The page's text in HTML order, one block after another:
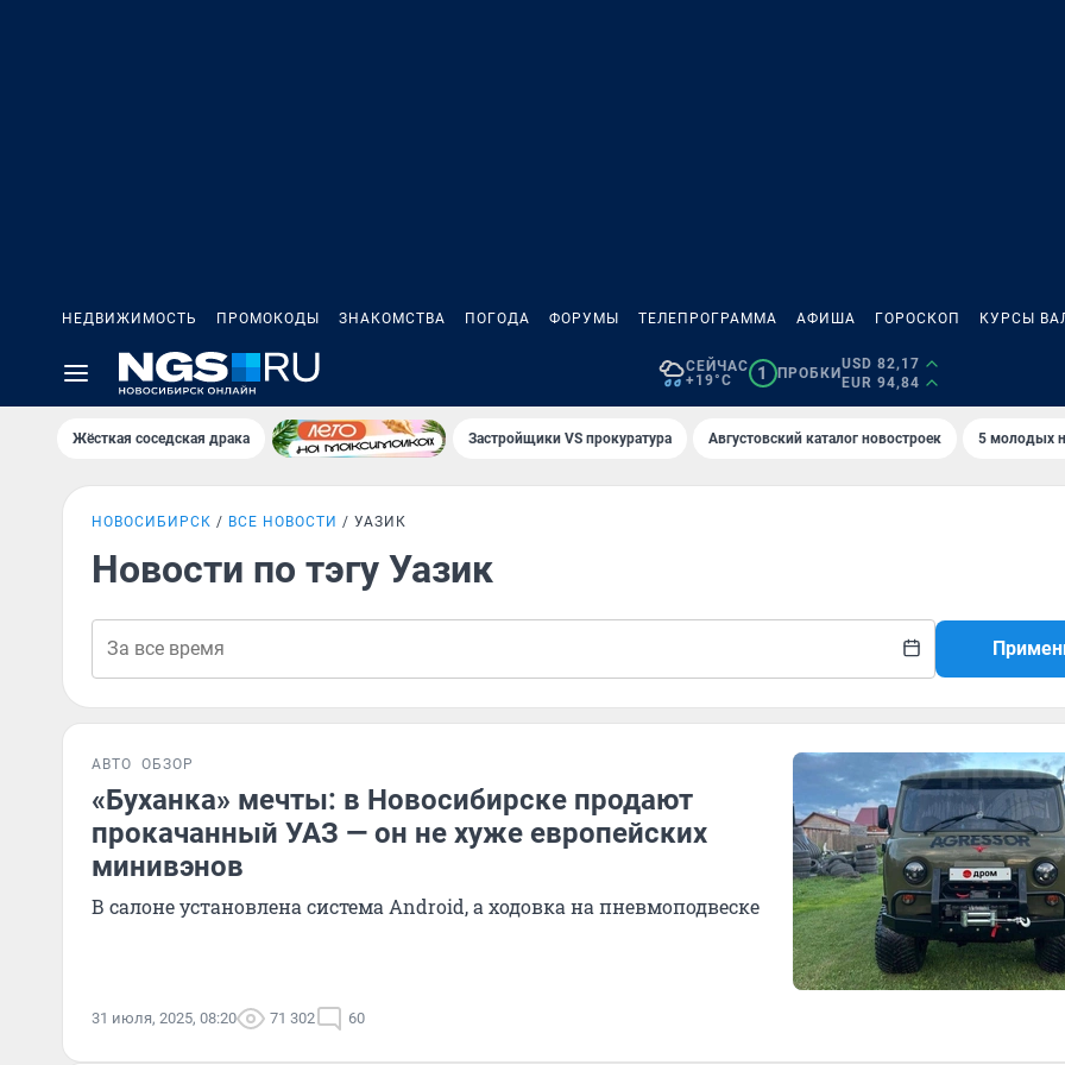
НЕДВИЖИМОСТЬ ПРОМОКОДЫ ЗНАКОМСТВА ПОГОДА ФОРУМЫ ТЕЛЕПРОГРАММА АФИША ГОРОСКОП КУРСЫ
СЕЙЧАС
+19°C
1 ПРОБКИ
USD 82,17
EUR 94,84
Жёсткая соседская драка Застройщики VS прокуратура Августовский каталог новостроек 5 молодых
НОВОСИБИРСК ВСЕ НОВОСТИ УАЗИК
Новости по тэгу Уазик
АВТО ОБЗОР
«Буханка» мечты: в Новосибирске продают
прокачанный УАЗ — он не хуже европейских
минивэнов
В салоне установлена система Android, а ходовка на пневмоподвеске
31 июля, 2025, 08:20 71 302 60